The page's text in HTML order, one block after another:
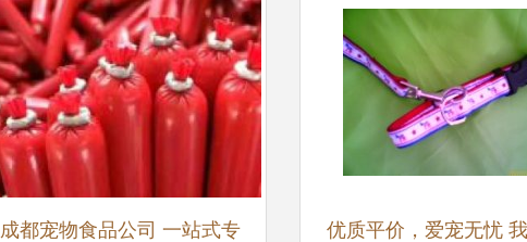
成都宠物食品公司 一站式专 优质平价，爱宠无忧